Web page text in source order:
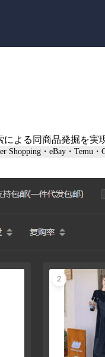
よる同商品発掘を実
・eBay・Temu